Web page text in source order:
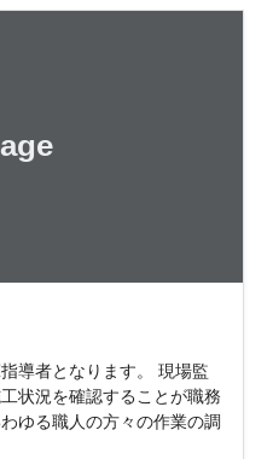
導者となります。 現場監
状況を確認することが職務
ゆる職人の方々の作業の調